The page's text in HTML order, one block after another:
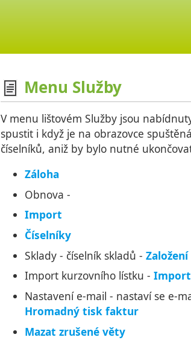
Menu Služby
V menu lištovém Služby jsou
spustit i když je na obrazovce
číselníků, aniž by bylo nutné
Záloha
Obnova -
Import
Číselníky
Sklady - číselník skladů -
Import kurzovního lístku - Import
Nastavení e-mail - nastaví se e-
Hromadný tisk faktur
Mazat zrušené věty